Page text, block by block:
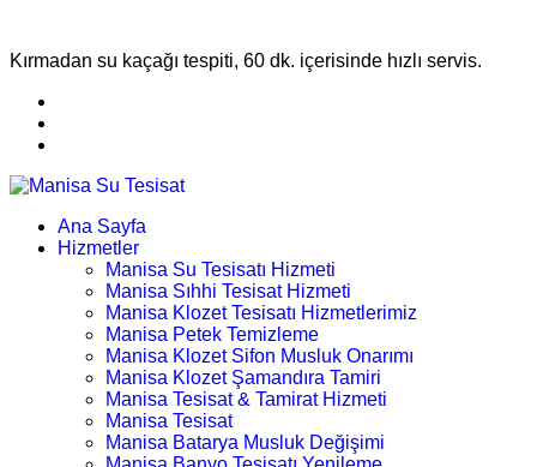
Kırmadan su kaçağı tespiti, 60 dk. içerisinde hızlı servis.
Ana Sayfa
Hizmetler
Manisa Su Tesisatı Hizmeti
Manisa Sıhhi Tesisat Hizmeti
Manisa Klozet Tesisatı Hizmetlerimiz
Manisa Petek Temizleme
Manisa Klozet Sifon Musluk Onarımı
Manisa Klozet Şamandıra Tamiri
Manisa Tesisat & Tamirat Hizmeti
Manisa Tesisat
Manisa Batarya Musluk Değişimi